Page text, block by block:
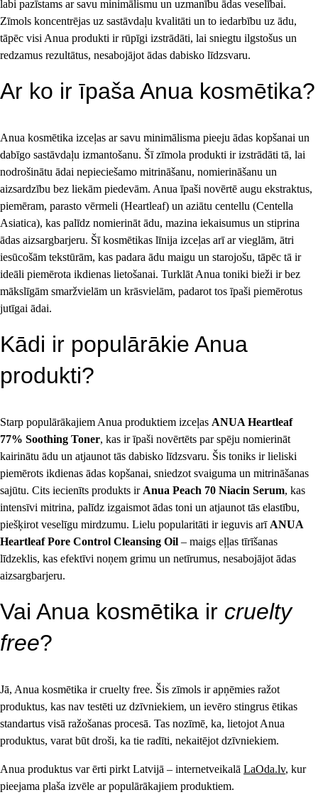
labi pazīstams ar savu minimālismu un uzmanību ādas veselībai.
Zīmols koncentrējas uz sastāvdaļu kvalitāti un to iedarbību uz ādu,
tāpēc visi Anua produkti ir rūpīgi izstrādāti, lai sniegtu ilgstošus un
redzamus rezultātus, nesabojājot ādas dabisko līdzsvaru.
Ar ko ir īpaša Anua kosmētika?
Anua kosmētika izceļas ar savu minimālisma pieeju ādas kopšanai un
dabīgo sastāvdaļu izmantošanu. Šī zīmola produkti ir izstrādāti tā, lai
nodrošinātu ādai nepieciešamo mitrināšanu, nomierināšanu un
aizsardzību bez liekām piedevām. Anua īpaši novērtē augu ekstraktus,
piemēram, parasto vērmeli (Heartleaf) un aziātu centellu (Centella
Asiatica), kas palīdz nomierināt ādu, mazina iekaisumus un stiprina
ādas aizsargbarjeru. Šī kosmētikas līnija izceļas arī ar vieglām, ātri
iesūcošām tekstūrām, kas padara ādu maigu un starojošu, tāpēc tā ir
ideāli piemērota ikdienas lietošanai. Turklāt Anua toniki bieži ir bez
mākslīgām smaržvielām un krāsvielām, padarot tos īpaši piemērotus
jutīgai ādai.
Kādi ir populārākie Anua
produkti?
Starp populārākajiem Anua produktiem izceļas ANUA Heartleaf
77% Soothing Toner, kas ir īpaši novērtēts par spēju nomierināt
kairinātu ādu un atjaunot tās dabisko līdzsvaru. Šis toniks ir lieliski
piemērots ikdienas ādas kopšanai, sniedzot svaiguma un mitrināšanas
sajūtu. Cits iecienīts produkts ir Anua Peach 70 Niacin Serum, kas
intensīvi mitrina, palīdz izgaismot ādas toni un atjaunot tās elastību,
piešķirot veselīgu mirdzumu. Lielu popularitāti ir ieguvis arī ANUA
Heartleaf Pore Control Cleansing Oil – maigs eļļas tīrīšanas
līdzeklis, kas efektīvi noņem grimu un netīrumus, nesabojājot ādas
aizsargbarjeru.
Vai Anua kosmētika ir cruelty
free?
Jā, Anua kosmētika ir cruelty free. Šis zīmols ir apņēmies ražot
produktus, kas nav testēti uz dzīvniekiem, un ievēro stingrus ētikas
standartus visā ražošanas procesā. Tas nozīmē, ka, lietojot Anua
produktus, varat būt droši, ka tie radīti, nekaitējot dzīvniekiem.
Anua produktus var ērti pirkt Latvijā – internetveikalā LaOda.lv, kur
pieejama plaša izvēle ar populārākajiem produktiem.